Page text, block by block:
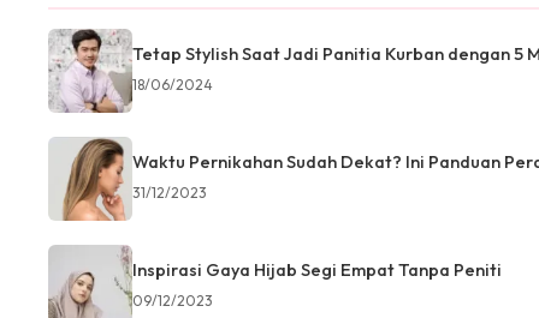
Tetap Stylish Saat Jadi Panitia Kurban dengan 5
18/06/2024
Waktu Pernikahan Sudah Dekat? Ini Panduan
31/12/2023
Inspirasi Gaya Hijab Segi Empat Tanpa Peniti
09/12/2023